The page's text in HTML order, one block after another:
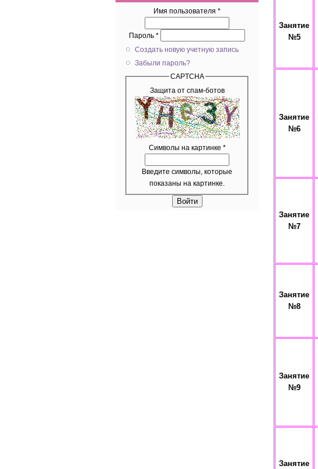
Имя пользователя *
Пароль *
Создать новую учетную запись
Забыли пароль?
CAPTCHA
Защита от спам-ботов
Символы на картинке *
Введите символы, которые
показаны на картинке.
Занятие
№5
Занятие
№6
Занятие
№7
Занятие
№8
Занятие
№9
Занятие